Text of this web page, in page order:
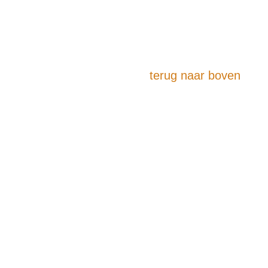
terug naar boven